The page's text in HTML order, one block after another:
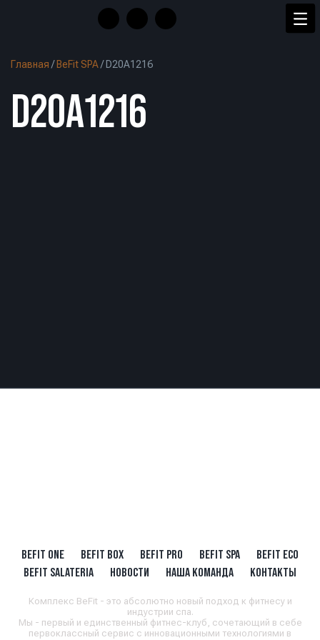
Главная / BeFit SPA/ D20A1216
D20A1216
BEFIT ONE BEFIT BOX BEFIT PRO BEFIT SPA
BEFIT ECO
BEFIT SALATERIA
НОВОСТИ НАША КОМАНДА КОНТАКТЫ
Комплекс BeFit - это абсолютно новый подход к фитнесу и
индустрии спа.
Мы - первый и единственный фитнес-клуб, сочетающий в себе
первоклассный сервис с инновационными технологиями в